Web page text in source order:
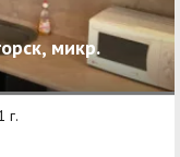
микр.
г.